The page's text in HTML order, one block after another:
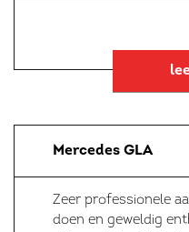
Mercedes GLA
Zeer professionele
doen en geweldig